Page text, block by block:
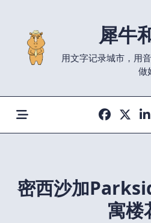
content
犀牛
用文字记录城市，用
做
密西沙加
寓楼